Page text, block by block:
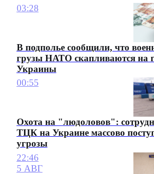
03:28
В подполье сообщили, что
грузы НАТО скапливаются на
Украины
00:55
Охота на "людоловов":
ТЦК на Украине массово
угрозы
22:46
5 АВГ